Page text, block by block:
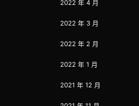
2022 年 4 月
2022 年 3 月
2022 年 2 月
2022 年 1 月
2021 年 12 月